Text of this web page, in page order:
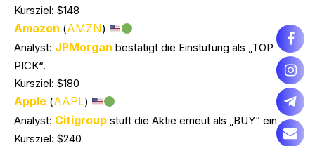
Kursziel: $148
Amazon (AMZN)
Analyst: JPMorgan bestätigt die Einstufung als „TOP
PICK“.
Kursziel: $180
Apple (AAPL)
Analyst: Citigroup stuft die Aktie erneut als „BUY“ ein
Kursziel: $240